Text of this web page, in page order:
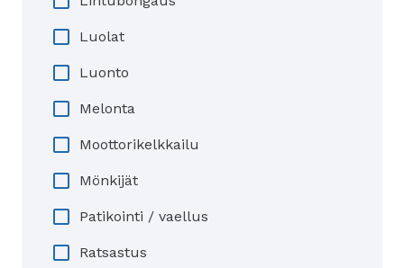
Luolat
Luonto
Melonta
Moottorikelkkailu
Mönkijät
Patikointi / vaellus
Ratsastus